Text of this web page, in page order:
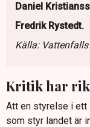
Daniel
Fredrik Rystedt.
Källa:
Kritik har
Att en styrelse i ett
som styr landet är